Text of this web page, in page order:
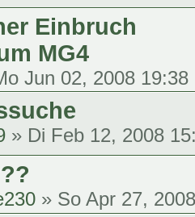
Einbruch
MG4
Jun 02, 2008 19:38
» Di Feb 12, 2008
» So Apr 27,